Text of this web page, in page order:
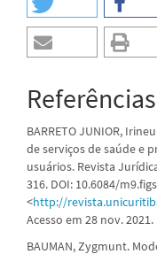
Referências
BARRETO JUNIOR,
de serviços de saúde e
usuários. Revista
316. DOI: 10.6084/
<http://
Acesso em 28 nov. 2021.
BAUMAN, Zygmunt.